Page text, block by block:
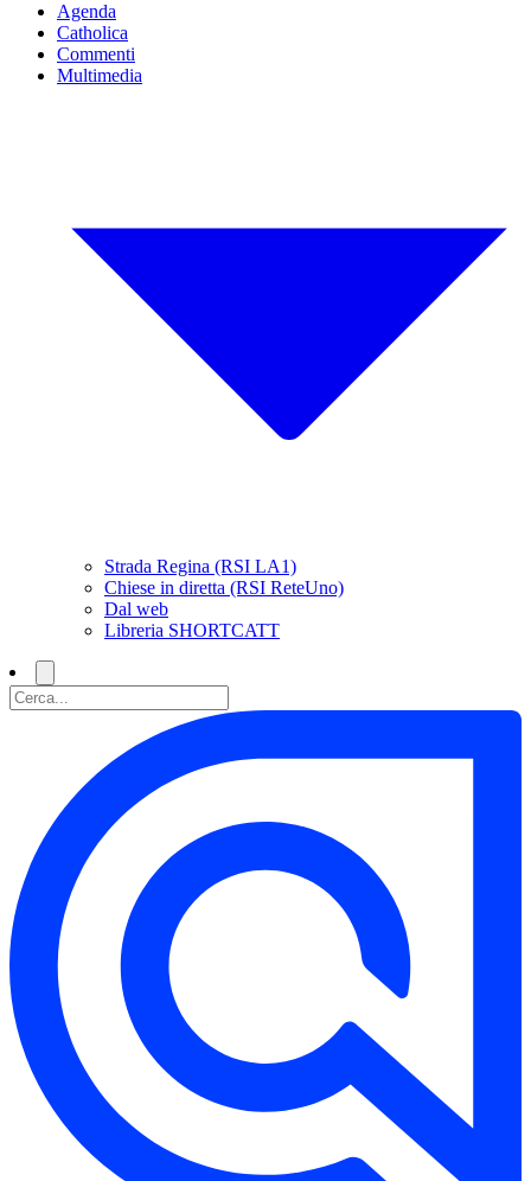
Agenda
Catholica
Commenti
Multimedia
Strada Regina (RSI LA1)
Chiese in diretta (RSI ReteUno)
Dal web
Libreria SHORTCATT